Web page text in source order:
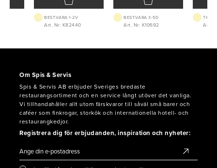
BEST.VARA 1-2V
Art. Nr: K82440
BEST.VARA 3-5D
Art. Nr: K10692 Art.
Om Spis & Servis
Spis & Servis AB erbjuder Sveriges bredaste
restaurangsortiment och en service långt utöver det vanliga.
Vi tillhandahåller allt utom färskvaror till såväl små barer och
caféer som finkrogar, storkök och internationella hotell- och
restaurangkedjor.
Registrera dig för erbjudanden, inspiration och nyheter: